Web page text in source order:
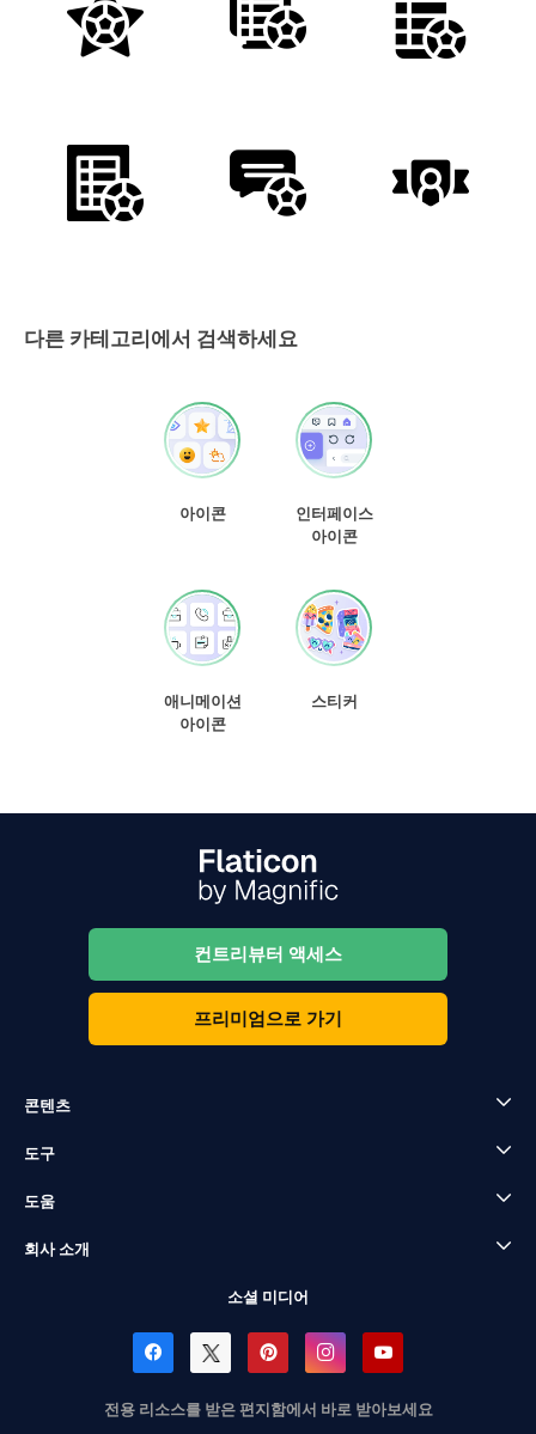
다른 카테고리에서 검색하세요
아이콘
인터페이스
아이콘
애니메이션
아이콘
스티커
컨트리뷰터 액세스
프리미엄으로 가기
콘텐츠
도구
도움
회사 소개
소셜 미디어
전용 리소스를 받은 편지함에서 바로 받아보세요